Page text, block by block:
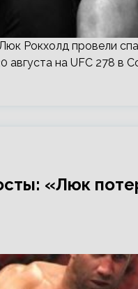
Рокхолд провели
августа на UFC 278
«Люк